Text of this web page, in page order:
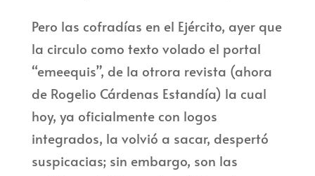
Pero las cofradías en el Ejército, ayer que
la circulo como texto volado el portal
“emeequis”, de la otrora revista (ahora
de Rogelio Cárdenas Estandía) la cual
hoy, ya oficialmente con logos
integrados, la volvió a sacar, despertó
suspicacias; sin embargo, son las